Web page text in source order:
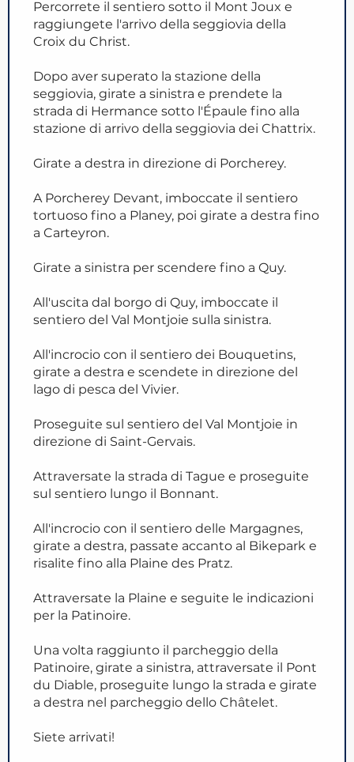
Percorrete il sentiero sotto il Mont Joux e
raggiungete l'arrivo della seggiovia della
Croix du Christ.
Dopo aver superato la stazione della
seggiovia, girate a sinistra e prendete la
strada di Hermance sotto l'Épaule fino alla
stazione di arrivo della seggiovia dei Chattrix.
Girate a destra in direzione di Porcherey.
A Porcherey Devant, imboccate il sentiero
tortuoso fino a Planey, poi girate a destra fino
a Carteyron.
Girate a sinistra per scendere fino a Quy.
All'uscita dal borgo di Quy, imboccate il
sentiero del Val Montjoie sulla sinistra.
All'incrocio con il sentiero dei Bouquetins,
girate a destra e scendete in direzione del
lago di pesca del Vivier.
Proseguite sul sentiero del Val Montjoie in
direzione di Saint-Gervais.
Attraversate la strada di Tague e proseguite
sul sentiero lungo il Bonnant.
All'incrocio con il sentiero delle Margagnes,
girate a destra, passate accanto al Bikepark e
risalite fino alla Plaine des Pratz.
Attraversate la Plaine e seguite le indicazioni
per la Patinoire.
Una volta raggiunto il parcheggio della
Patinoire, girate a sinistra, attraversate il Pont
du Diable, proseguite lungo la strada e girate
a destra nel parcheggio dello Châtelet.
Siete arrivati!